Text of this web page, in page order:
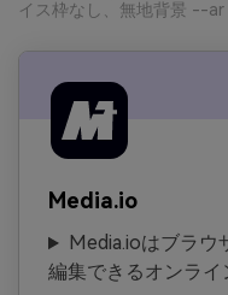
イス枠なし、無地背景 --ar
Media.io
Media.ioはブラウ
編集できるオンライ